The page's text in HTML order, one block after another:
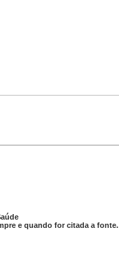
e quando for citada a fonte.